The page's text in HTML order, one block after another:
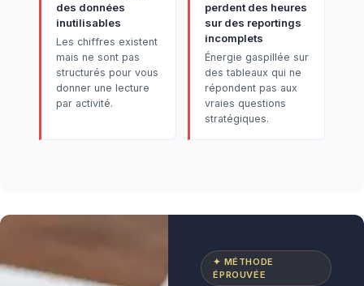
des données
inutilisables
Les chiffres existent
mais ne sont pas
structurés pour vous
donner une lecture
par activité.
perdent des heures
sur des reportings
incomplets
Énergie gaspillée sur
des tableaux qui ne
répondent pas aux
vraies questions
stratégiques.
✦ MÉTHODE
ÉPROUVÉE